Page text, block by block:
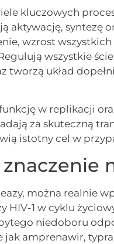
kluczowych
aktywację, syntezę
wzrost
wszystkie
tworzą układ
funkcję w replikacji
za skuteczną
istotny cel w
znaczenie
można realnie
HIV-1 w cyklu
niedoboru
jak amprenawir,